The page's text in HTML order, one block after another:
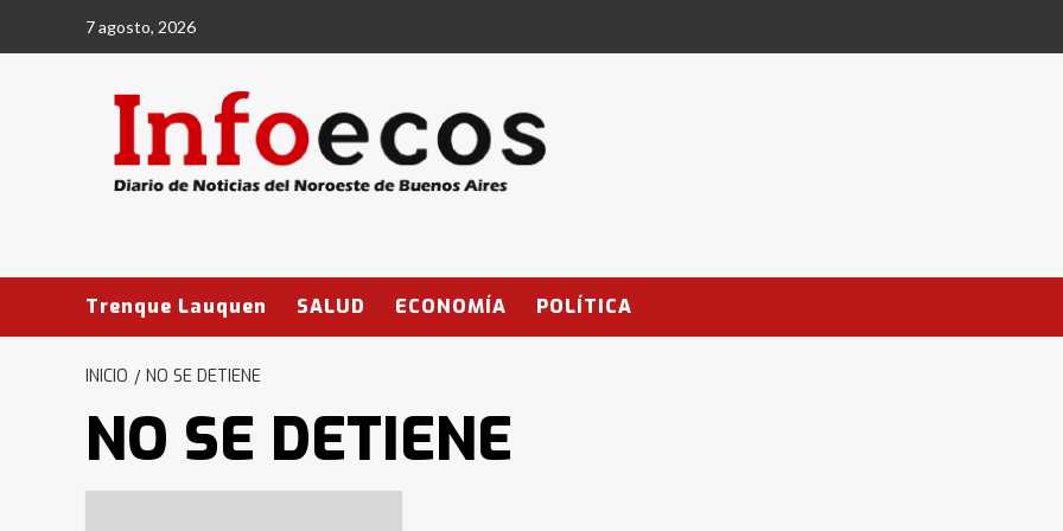
7 agosto, 2026
Trenque Lauquen SALUD ECONOMÍA POLÍTICA
INICIO NO SE DETIENE
NO SE DETIENE